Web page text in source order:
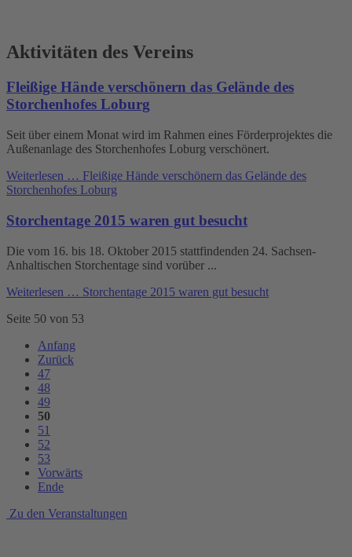
Aktivitäten des Vereins
Fleißige Hände verschönern das Gelände des
Storchenhofes Loburg
Seit über einem Monat wird im Rahmen eines Förderprojektes die
Außenanlage des Storchenhofes Loburg verschönert.
Weiterlesen … Fleißige Hände verschönern das Gelände des
Storchenhofes Loburg
Storchentage 2015 waren gut besucht
Die vom 16. bis 18. Oktober 2015 stattfindenden 24. Sachsen-
Anhaltischen Storchentage sind vorüber ...
Weiterlesen … Storchentage 2015 waren gut besucht
Seite 50 von 53
Anfang
Zurück
47
48
49
50
51
52
53
Vorwärts
Ende
Zu den Veranstaltungen